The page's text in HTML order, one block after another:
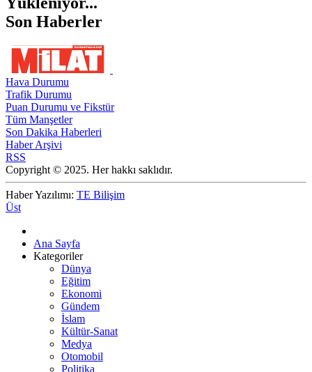
Son Haberler
Hava Durumu
Trafik Durumu
Puan Durumu ve Fikstür
Tüm Manşetler
Son Dakika Haberleri
Haber Arşivi
RSS
Copyright © 2025. Her hakkı saklıdır.
Haber Yazılımı: TE Bilişim
Üst
Ana Sayfa
Kategoriler
Dünya
Eğitim
Ekonomi
Gündem
İslam
Kültür-Sanat
Medya
Otomobil
Politika